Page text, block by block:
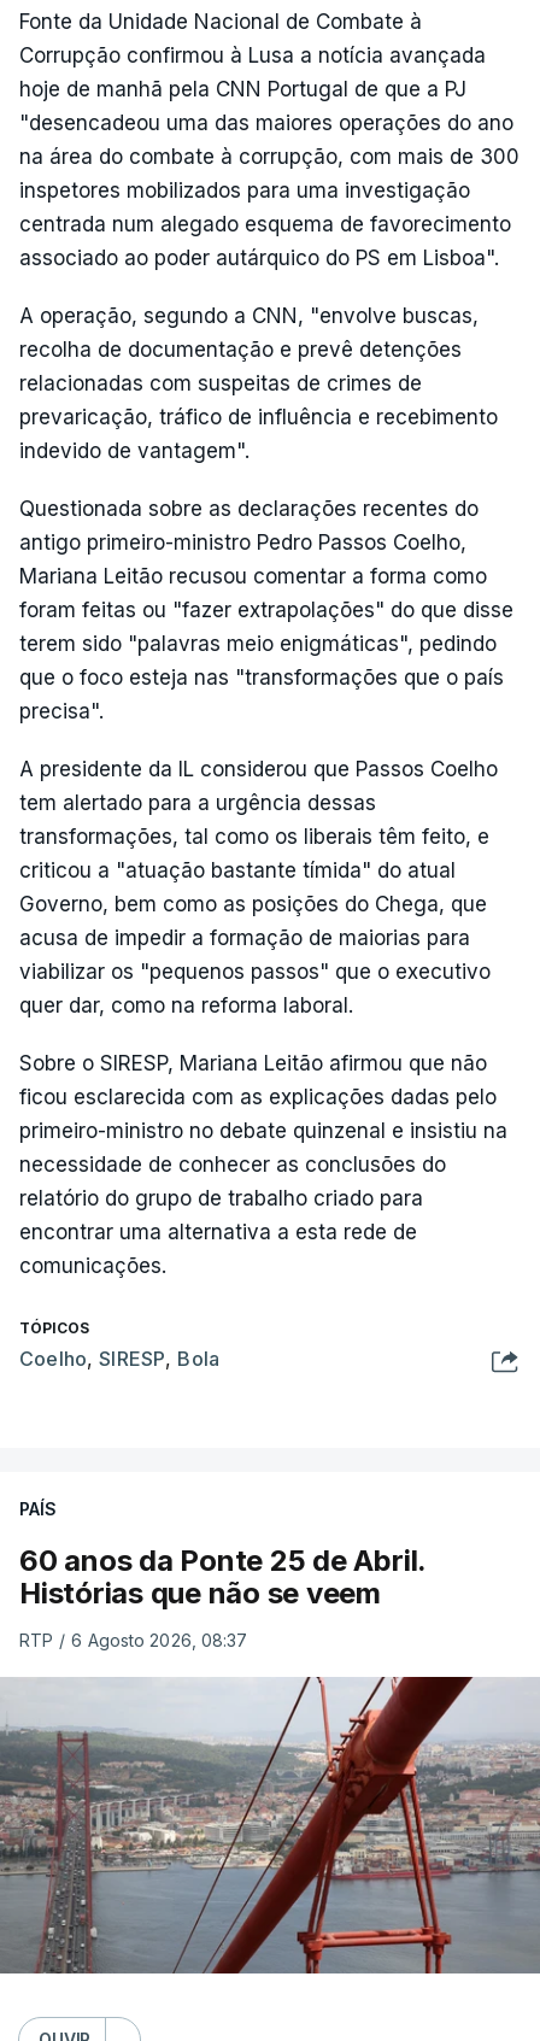
Fonte da Unidade Nacional de Combate à
Corrupção confirmou à Lusa a notícia avançada
hoje de manhã pela CNN Portugal de que a PJ
"desencadeou uma das maiores operações do ano
na área do combate à corrupção, com mais de 300
inspetores mobilizados para uma investigação
centrada num alegado esquema de favorecimento
associado ao poder autárquico do PS em Lisboa".
A operação, segundo a CNN, "envolve buscas,
recolha de documentação e prevê detenções
relacionadas com suspeitas de crimes de
prevaricação, tráfico de influência e recebimento
indevido de vantagem".
Questionada sobre as declarações recentes do
antigo primeiro-ministro Pedro Passos Coelho,
Mariana Leitão recusou comentar a forma como
foram feitas ou "fazer extrapolações" do que disse
terem sido "palavras meio enigmáticas", pedindo
que o foco esteja nas "transformações que o país
precisa".
A presidente da IL considerou que Passos Coelho
tem alertado para a urgência dessas
transformações, tal como os liberais têm feito, e
criticou a "atuação bastante tímida" do atual
Governo, bem como as posições do Chega, que
acusa de impedir a formação de maiorias para
viabilizar os "pequenos passos" que o executivo
quer dar, como na reforma laboral.
Sobre o SIRESP, Mariana Leitão afirmou que não
ficou esclarecida com as explicações dadas pelo
primeiro-ministro no debate quinzenal e insistiu na
necessidade de conhecer as conclusões do
relatório do grupo de trabalho criado para
encontrar uma alternativa a esta rede de
comunicações.
TÓPICOS
Coelho,SIRESP, Bola
PAÍS
60 anos da Ponte 25 de Abril.
Histórias que não se veem
RTP / 6 Agosto 2026, 08:37